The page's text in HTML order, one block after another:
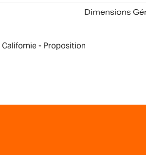
Dimensions
- Proposition